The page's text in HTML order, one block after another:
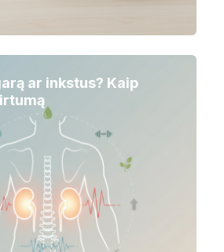
ar inkstus? Kaip